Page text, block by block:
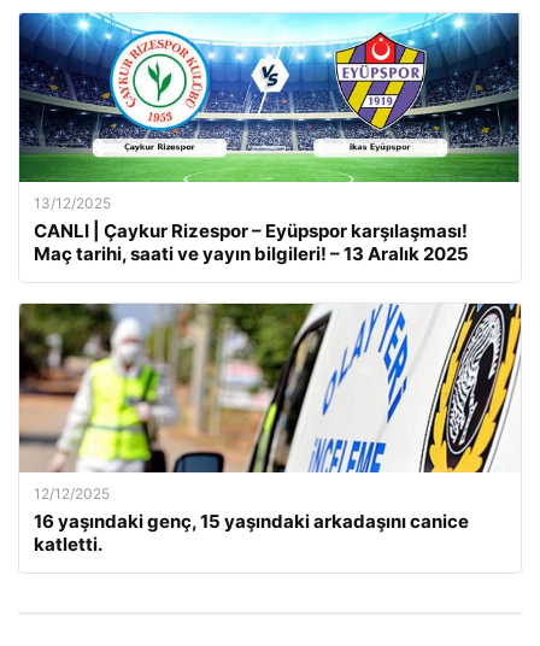
13/12/2025
CANLI | Çaykur Rizespor – Eyüpspor karşılaşması!
Maç tarihi, saati ve yayın bilgileri! – 13 Aralık 2025
12/12/2025
16 yaşındaki genç, 15 yaşındaki arkadaşını canice
katletti.